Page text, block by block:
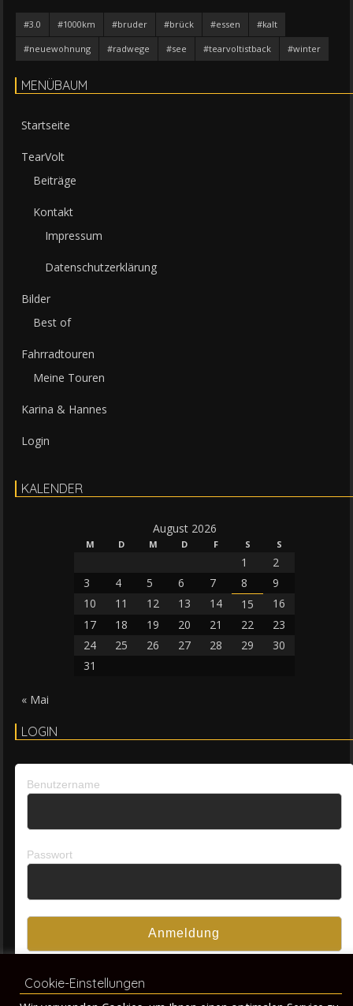
#3.0 #1000km #bruder #brück #essen #kalt
#neuewohnung #radwege #see #tearvoltistback #winter
MENÜBAUM
Startseite
TearVolt
Beiträge
Kontakt
Impressum
Datenschutzerklärung
Bilder
Best of
Fahrradtouren
Meine Touren
Karina & Hannes
Login
KALENDER
August 2026
M D M D F S S
1
2
3
4 5 6 7 8
9
10
11 12 13 14 15
16
17
18 19 20 21 22
23
24
25 26 27 28 29
30
31
« Mai
LOGIN
Benutzername
Passwort
Passwort vergessen?
Cookie-Einstellungen